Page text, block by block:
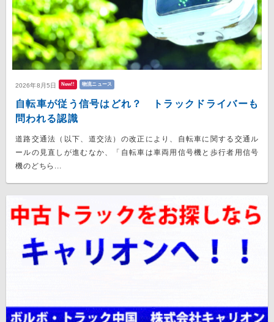
2026年8月5日 New!! 物流ニュース
自転車が従う信号はどれ？ トラックドライバーも
問われる認識
道路交通法（以下、道交法）の改正により、自転車に関する交通ル
ールの見直しが進むなか、「自転車は車両用信号機と歩行者用信号
機のどちら...